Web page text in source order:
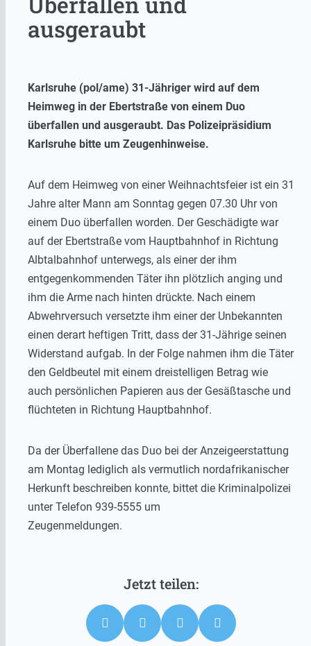
ausgeraubt
Karlsruhe (pol/ame) 31-Jähriger wird auf dem
Heimweg in der Ebertstraße von einem Duo
überfallen und ausgeraubt. Das Polizeipräsidium
Karlsruhe bitte um Zeugenhinweise.
Auf dem Heimweg von einer Weihnachtsfeier ist ein 31
Jahre alter Mann am Sonntag gegen 07.30 Uhr von
einem Duo überfallen worden. Der Geschädigte war
auf der Ebertstraße vom Hauptbahnhof in Richtung
Albtalbahnhof unterwegs, als einer der ihm
entgegenkommenden Täter ihn plötzlich anging und
ihm die Arme nach hinten drückte. Nach einem
Abwehrversuch versetzte ihm einer der Unbekannten
einen derart heftigen Tritt, dass der 31-Jährige seinen
Widerstand aufgab. In der Folge nahmen ihm die Täter
den Geldbeutel mit einem dreistelligen Betrag wie
auch persönlichen Papieren aus der Gesäßtasche und
flüchteten in Richtung Hauptbahnhof.
Da der Überfallene das Duo bei der Anzeigeerstattung
am Montag lediglich als vermutlich nordafrikanischer
Herkunft beschreiben konnte, bittet die Kriminalpolizei
unter Telefon 939-5555 um
Zeugenmeldungen.